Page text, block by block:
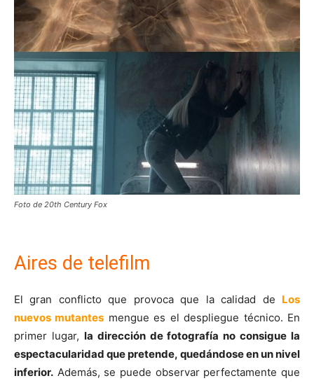
Foto de 20th Century Fox
Aires de telefilm
El gran conflicto que provoca que la calidad de Los
nuevos mutantes mengue es el despliegue técnico. En
primer lugar, la dirección de fotografía no consigue la
espectacularidad que pretende, quedándose en un nivel
inferior. Además, se puede observar perfectamente que